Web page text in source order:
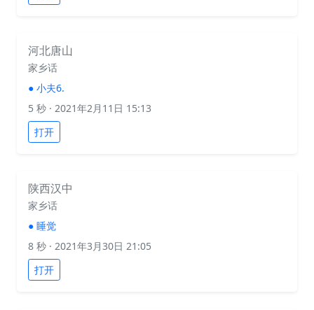
河北唐山
家乡话
● 小夫6.
5 秒 · 2021年2月11日 15:13
打开
陕西汉中
家乡话
● 睡觉
8 秒 · 2021年3月30日 21:05
打开